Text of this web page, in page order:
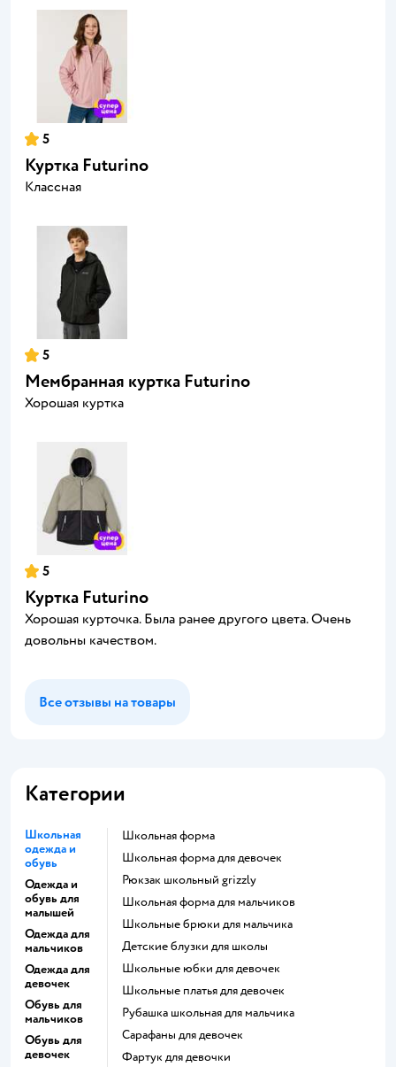
5
Куртка Futurino
Классная
5
Мембранная куртка Futurino
Хорошая куртка
5
Куртка Futurino
Хорошая курточка. Была ранее другого цвета. Очень
довольны качеством.
Все отзывы на товары
Категории
Школьная
одежда и
обувь
Одежда и
обувь для
малышей
Одежда для
мальчиков
Одежда для
девочек
Обувь для
мальчиков
Обувь для
девочек
Школьная форма
Школьная форма для девочек
Рюкзак школьный grizzly
Школьная форма для мальчиков
Школьные брюки для мальчика
Детские блузки для школы
Школьные юбки для девочек
Школьные платья для девочек
Рубашка школьная для мальчика
Сарафаны для девочек
Фартук для девочки